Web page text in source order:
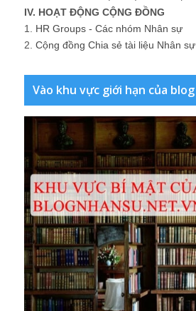
IV. HOẠT ĐỘNG CỘNG ĐỒNG
1. HR Groups - Các nhóm Nhân sự
2. Cộng đồng Chia sẻ tài liệu Nhân sự
Vào khu vực giới hạn của blog